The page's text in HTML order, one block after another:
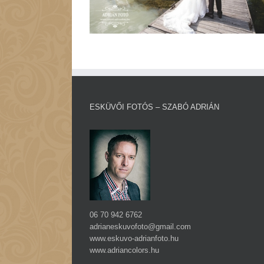
ESKÜVŐI FOTÓS – SZABÓ ADRIÁN
06 70 942 6762
adrianeskuvofoto@gmail.com
www.eskuvo-adrianfoto.hu
www.adriancolors.hu